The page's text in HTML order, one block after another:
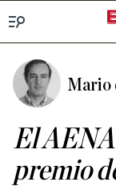
Mario
El
premio